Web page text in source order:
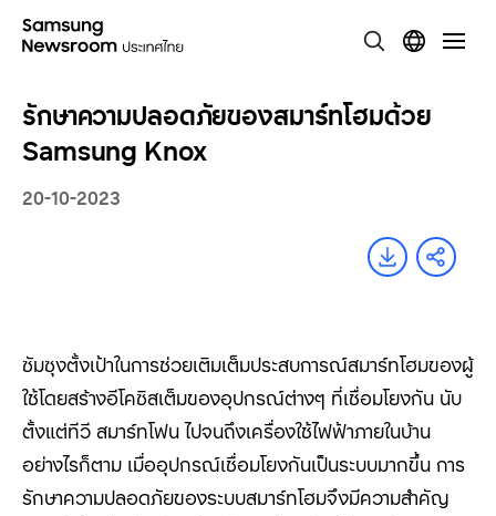
รักษาความปลอดภัยของสมาร์ทโฮมด้วย
Samsung Knox
20-10-2023
ซัมซุงตั้งเป้าในการช่วยเติมเต็มประสบการณ์สมาร์ทโฮมของผู้
ใช้โดยสร้างอีโคซิสเต็มของอุปกรณ์ต่างๆ ที่เชื่อมโยงกัน นับ
ตั้งแต่ทีวี สมาร์ทโฟน ไปจนถึงเครื่องใช้ไฟฟ้าภายในบ้าน
อย่างไรก็ตาม เมื่ออุปกรณ์เชื่อมโยงกันเป็นระบบมากขึ้น การ
รักษาความปลอดภัยของระบบสมาร์ทโฮมจึงมีความสำคัญ